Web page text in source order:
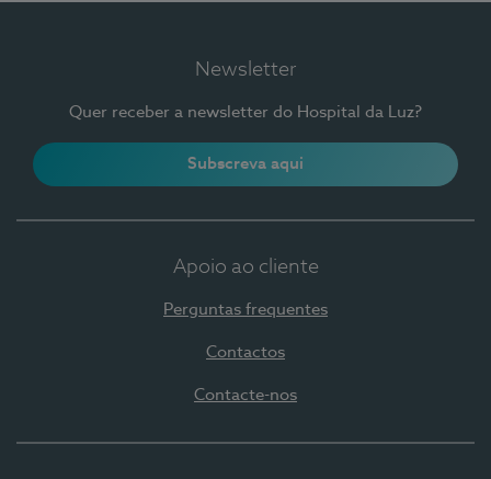
Newsletter
Quer receber a newsletter do Hospital da Luz?
Subscreva aqui
Apoio ao cliente
Perguntas frequentes
Contactos
Contacte-nos